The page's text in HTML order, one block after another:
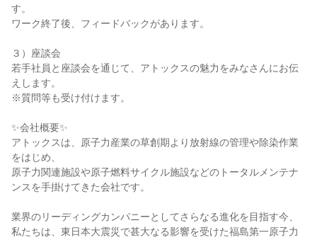
す。
ワーク終了後、フィードバックがあります。
３）座談会
若手社員と座談会を通じて、アトックスの魅力をみなさんにお伝
えします。
※質問等も受け付けます。
✨会社概要✨
アトックスは、原子力産業の草創期より放射線の管理や除染作業
をはじめ、
原子力関連施設や原子燃料サイクル施設などのトータルメンテナ
ンスを手掛けてきた会社です。
業界のリーディングカンパニーとしてさらなる進化を目指す今、
私たちは、東日本大震災で甚大なる影響を受けた福島第一原子力